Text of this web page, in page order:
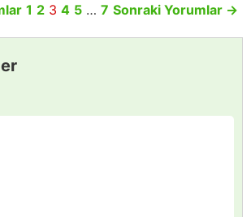
1 2 3 4 5 … 7 Sonraki Yorumlar →